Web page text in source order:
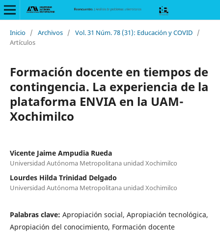
Inicio / Archivos / Vol. 31 Núm. 78 (31): Educación y COVID /
Artículos
Formación docente en tiempos de
contingencia. La experiencia de la
plataforma ENVIA en la UAM-
Xochimilco
Vicente Jaime Ampudia Rueda
Universidad Autónoma Metropolitana unidad Xochimilco
Lourdes Hilda Trinidad Delgado
Universidad Autónoma Metropolitana unidad Xochimilco
Palabras clave: Apropiación social, Apropiación tecnológica,
Apropiación del conocimiento, Formación docente